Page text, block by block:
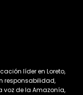
líder en Loreto,
responsabilidad,
de la Amazonía,